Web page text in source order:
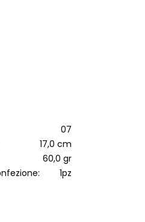
07
17,0 cm
60,0 gr
1pz